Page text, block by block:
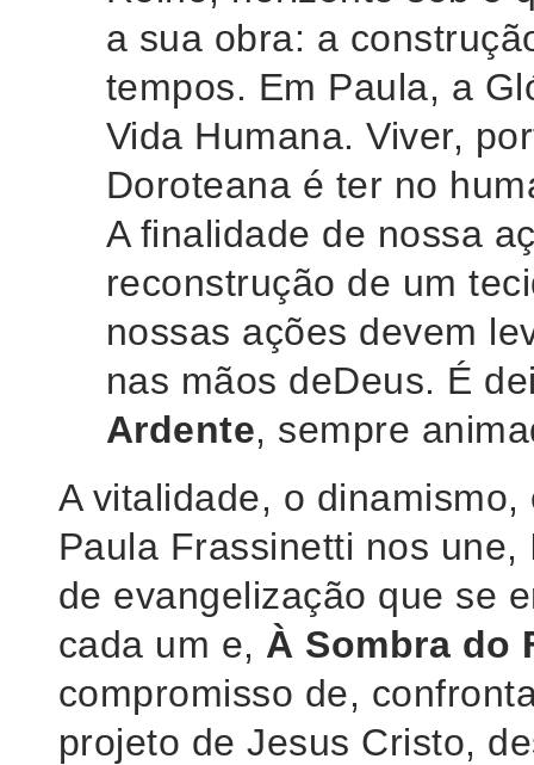
a sua obra: a
tempos. Em Paula, a
Vida Humana. Viver,
Doroteana é ter no
A finalidade de nossa
reconstrução de um
nossas ações devem
nas mãos deDeus. É
Ardente, sempre
A vitalidade, o
Paula Frassinetti nos
de evangelização que se
cada um e, À Sombra do
compromisso de,
projeto de Jesus Cristo,